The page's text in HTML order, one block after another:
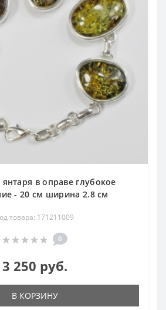
янтаря в оправе глубокое
- 20 см ширина 2.8 см
товара: 171211009
0
3 250 руб.
В КОРЗИНУ